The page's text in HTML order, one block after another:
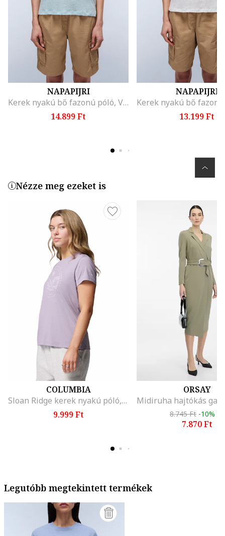
NAPAPIJRI
Kerek nyakú bő fazonú póló, Világoskék
14.899 Ft
NAPAPIJRI
13.199 Ft
Nézze meg ezeket is
COLUMBIA
Sloan Ridge kerek nyakú póló, Halánylila
9.999 Ft
ORSAY
8.745 Ft -10%
7.870 Ft
Legutóbb megtekintett termékek